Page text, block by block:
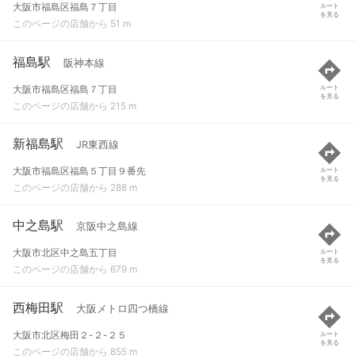
大阪市福島区福島７丁目
このページの店舗から 51 m
ルート
を見る
福島駅 阪神本線
大阪市福島区福島７丁目
このページの店舗から 215 m
ルート
を見る
新福島駅 JR東西線
大阪市福島区福島５丁目９番先
このページの店舗から 288 m
ルート
を見る
中之島駅 京阪中之島線
大阪市北区中之島五丁目
このページの店舗から 679 m
ルート
を見る
西梅田駅 大阪メトロ四つ橋線
大阪市北区梅田２-２-２５
このページの店舗から 855 m
ルート
を見る